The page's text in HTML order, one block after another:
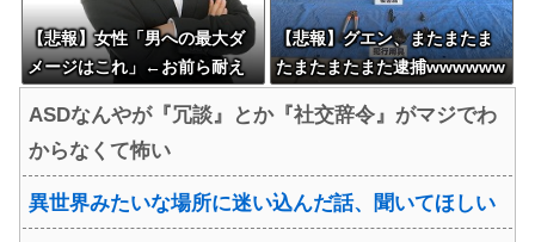
【悲報】女性「男への最大ダ
メージはこれ」←お前ら耐え
【悲報】グエン、またまたま
たまたまたまた逮捕wwwwww
ASDなんやが『冗談』とか『社交辞令』がマジでわ
からなくて怖い
異世界みたいな場所に迷い込んだ話、聞いてほしい